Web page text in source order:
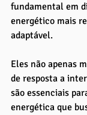
fundamental em
energético mais
adaptável.
Eles não apenas
de resposta a
são essenciais
energética que